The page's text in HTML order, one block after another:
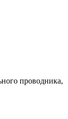
проводника,